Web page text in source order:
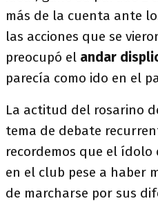
más de la cuenta ante
las acciones que se
preocupó el andar
parecía como ido en el
La actitud del rosarino
tema de debate
recordemos que el
en el club pese a haber
de marcharse por sus